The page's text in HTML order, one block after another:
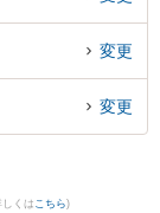
』『初回相談無料で
たい』などでお困り
変更
変更
くは こちら)